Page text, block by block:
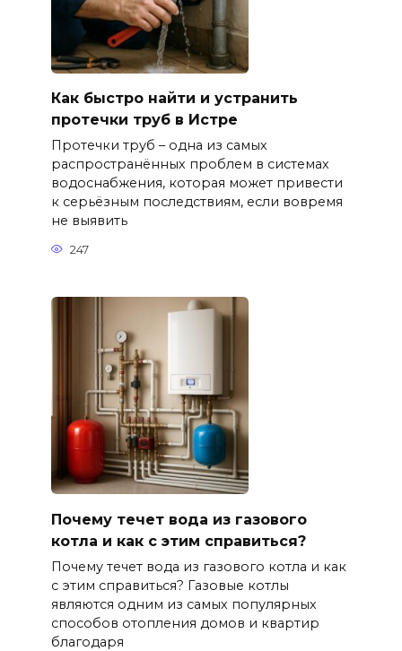
Как быстро найти и устранить
протечки труб в Истре
Протечки труб – одна из самых
распространённых проблем в системах
водоснабжения, которая может привести
к серьёзным последствиям, если вовремя
не выявить
247
Почему течет вода из газового
котла и как с этим справиться?
Почему течет вода из газового котла и как
с этим справиться? Газовые котлы
являются одним из самых популярных
способов отопления домов и квартир
благодаря